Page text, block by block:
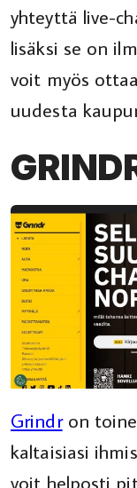
yhteyttä live-
lisäksi se on
voit myös
uudesta
Grindron
kaltaisiasi
voit helposti